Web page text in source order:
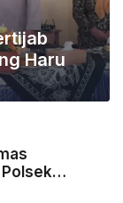
Haru
Giat